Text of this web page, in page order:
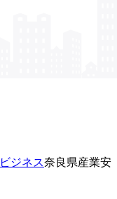
ビジネス奈良県産業安